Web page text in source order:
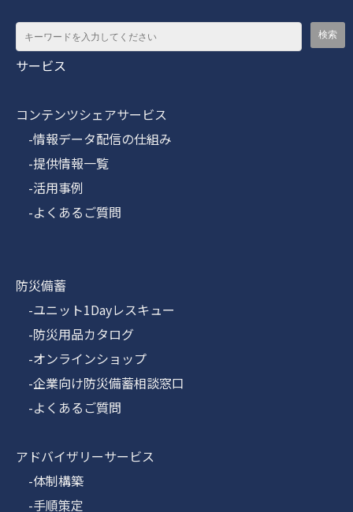
サービス
コンテンツシェアサービス
-情報データ配信の仕組み
-提供情報一覧
-活用事例
-よくあるご質問
防災備蓄
-ユニット1Dayレスキュー
-防災用品カタログ
-オンラインショップ
-企業向け防災備蓄相談窓口
-よくあるご質問
アドバイザリーサービス
-体制構築
-手順策定